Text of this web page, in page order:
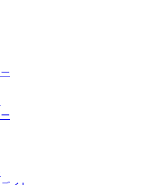
ュアルカレンダー
ュアルカレンダー
ークロノメーター